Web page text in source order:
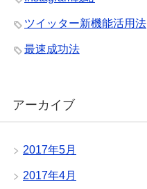
ツイッター新機能活用法
最速成功法
アーカイブ
2017年5月
2017年4月